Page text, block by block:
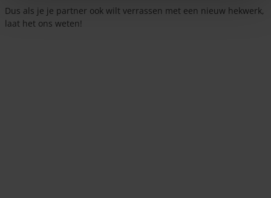
Dus als je je partner ook wilt verrassen met een nieuw hekwerk,
laat het ons weten!